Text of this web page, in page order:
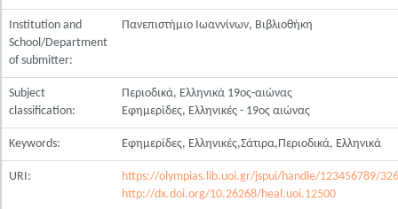
Institution and
School/Department
of submitter:
Πανεπιστήμιο Ιωαννίνων, Βιβλιοθήκη
Subject
classification:
Περιοδικά, Ελληνικά 19ος-αιώνας
Εφημερίδες, Ελληνικές - 19ος αιώνας
Keywords: Εφημερίδες, Ελληνικές,Σάτιρα,Περιοδικά, Ελληνικά
URI:
https://olympias.lib.uoi.gr/jspui/handle/123456789/
http://dx.doi.org/10.26268/heal.uoi.12500